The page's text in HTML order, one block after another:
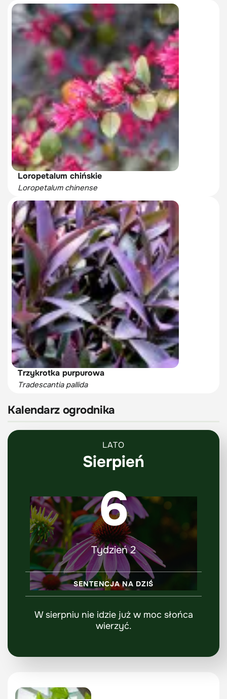
Loropetalum chińskie
Loropetalum chinense
Trzykrotka purpurowa
Tradescantia pallida
Kalendarz ogrodnika
LATO
Sierpień
6
Tydzień 2
SENTENCJA NA DZIŚ
W sierpniu nie idzie już w moc słońca
wierzyć.